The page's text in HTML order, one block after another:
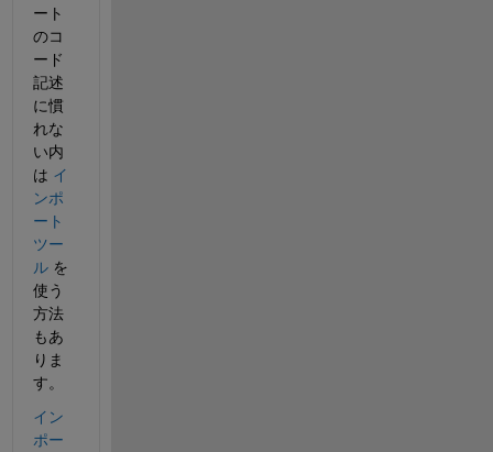
ート
のコ
ード
記述
に慣
れな
い内
は イ
ンポ
ート
ツー
ル を
使う
方法
もあ
りま
す。
イン
ポー